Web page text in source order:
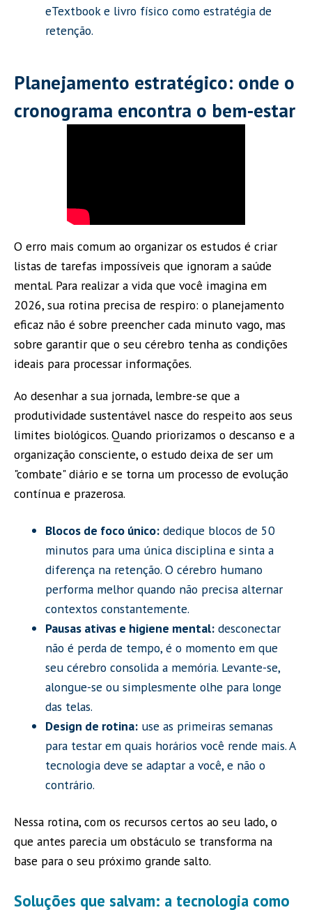
eTextbook e livro físico como estratégia de
retenção.
Planejamento estratégico: onde o
cronograma encontra o bem-estar
O erro mais comum ao organizar os estudos é criar
listas de tarefas impossíveis que ignoram a saúde
mental. Para realizar a vida que você imagina em
2026, sua rotina precisa de respiro: o planejamento
eficaz não é sobre preencher cada minuto vago, mas
sobre garantir que o seu cérebro tenha as condições
ideais para processar informações.
Ao desenhar a sua jornada, lembre-se que a
produtividade sustentável nasce do respeito aos seus
limites biológicos. Quando priorizamos o descanso e a
organização consciente, o estudo deixa de ser um
"combate" diário e se torna um processo de evolução
contínua e prazerosa.
Blocos de foco único: dedique blocos de 50
minutos para uma única disciplina e sinta a
diferença na retenção. O cérebro humano
performa melhor quando não precisa alternar
contextos constantemente.
Pausas ativas e higiene mental: desconectar
não é perda de tempo, é o momento em que
seu cérebro consolida a memória. Levante-se,
alongue-se ou simplesmente olhe para longe
das telas.
Design de rotina: use as primeiras semanas
para testar em quais horários você rende mais. A
tecnologia deve se adaptar a você, e não o
contrário.
Nessa rotina, com os recursos certos ao seu lado, o
que antes parecia um obstáculo se transforma na
base para o seu próximo grande salto.
Soluções que salvam: a tecnologia como